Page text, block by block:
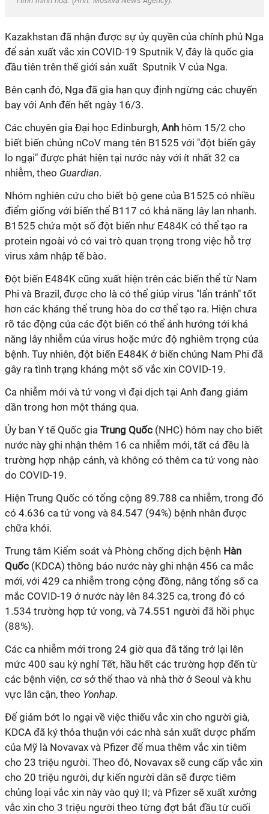
Kazakhstan đã nhận được sự ủy quyền của chính phủ Nga
để sản xuất vắc xin COVID-19 Sputnik V, đây là quốc gia
đầu tiên trên thế giới sản xuất Sputnik V của Nga.
Bên cạnh đó, Nga đã gia hạn quy định ngừng các chuyến
bay với Anh đến hết ngày 16/3.
Các chuyên gia Đại học Edinburgh, Anh hôm 15/2 cho
biết biến chủng nCoV mang tên B1525 với "đột biến gây
lo ngại" được phát hiện tại nước này với ít nhất 32 ca
nhiễm, theo Guardian.
Nhóm nghiên cứu cho biết bộ gene của B1525 có nhiều
điểm giống với biến thể B117 có khả năng lây lan nhanh.
B1525 chứa một số đột biến như E484K có thể tạo ra
protein ngoài vỏ có vai trò quan trọng trong việc hỗ trợ
virus xâm nhập tế bào.
Đột biến E484K cũng xuất hiện trên các biến thể từ Nam
Phi và Brazil, được cho là có thể giúp virus "lẩn tránh" tốt
hơn các kháng thể trung hòa do cơ thể tạo ra. Hiện chưa
rõ tác động của các đột biến có thể ảnh hưởng tới khả
năng lây nhiễm của virus hoặc mức độ nghiêm trọng của
bệnh. Tuy nhiên, đột biến E484K ở biến chủng Nam Phi đã
gây ra tình trạng kháng một số vắc xin COVID-19.
Ca nhiễm mới và tử vong vì đại dịch tại Anh đang giảm
dần trong hơn một tháng qua.
Ủy ban Y tế Quốc gia Trung Quốc (NHC) hôm nay cho biết
nước này ghi nhận thêm 16 ca nhiễm mới, tất cả đều là
trường hợp nhập cảnh, và không có thêm ca tử vong nào
do COVID-19.
Hiện Trung Quốc có tổng cộng 89.788 ca nhiễm, trong đó
có 4.636 ca tử vong và 84.547 (94%) bệnh nhân được
chữa khỏi.
Trung tâm Kiểm soát và Phòng chống dịch bệnh Hàn
Quốc (KDCA) thông báo nước này ghi nhận 456 ca mắc
mới, với 429 ca nhiễm trong cộng đồng, nâng tổng số ca
mắc COVID-19 ở nước này lên 84.325 ca, trong đó có
1.534 trường hợp tử vong, và 74.551 người đã hồi phục
(88%).
Các ca nhiễm mới trong 24 giờ qua đã tăng trở lại lên
mức 400 sau kỳ nghỉ Tết, hầu hết các trường hợp đến từ
các bệnh viện, cơ sở thể thao và nhà thờ ở Seoul và khu
vực lân cận, theo Yonhap.
Để giảm bớt lo ngại về việc thiếu vắc xin cho người già,
KDCA đã ký thỏa thuận với các nhà sản xuất dược phẩm
của Mỹ là Novavax và Pfizer để mua thêm vắc xin tiêm
cho 23 triệu người. Theo đó, Novavax sẽ cung cấp vắc xin
cho 20 triệu người, dự kiến người dân sẽ được tiêm
chủng loại vắc xin này vào quý II; và Pfizer sẽ xuất xưởng
vắc xin cho 3 triệu người theo từng đợt bắt đầu từ cuối